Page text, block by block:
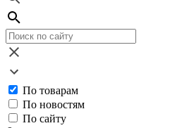
По товарам
По новостям
По сайту